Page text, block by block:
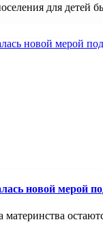
для
новой мерой